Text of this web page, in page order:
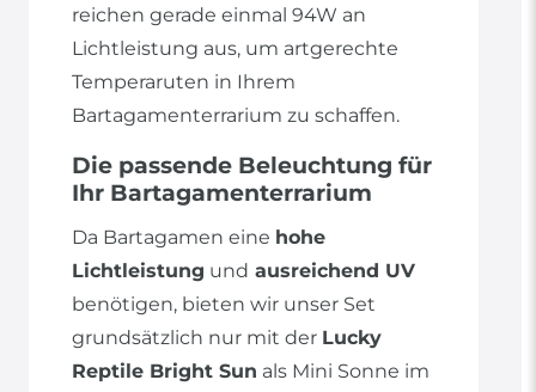
reichen gerade einmal 94W an
Lichtleistung aus, um artgerechte
Temperaruten in Ihrem
Bartagamenterrarium zu schaffen.
Die passende Beleuchtung für
Ihr Bartagamenterrarium
Da Bartagamen eine hohe
Lichtleistung und ausreichend UV
benötigen, bieten wir unser Set
grundsätzlich nur mit der Lucky
Reptile Bright Sun als Mini Sonne im